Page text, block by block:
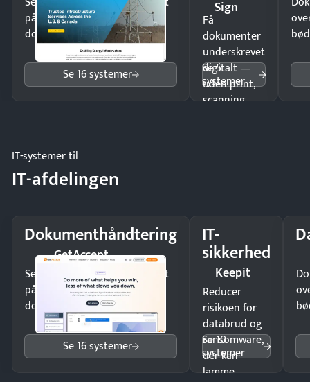
på minutter og mist ingen
dokumenter.
Se 16 systemer
Sign
Få
dokumenter
underskrevet
digitalt —
uden print,
scanning
Se 5
systemer
IT-systemer til
IT-afdelingen
Dokumenthåndtering
GetAccept
Send kontrakter til underskrift
på minutter og mist ingen
dokumenter.
Se 16 systemer
IT-
sikkerhed
Keepit
Reducer
risikoen for
databrud og
ransomware,
der kan
lamme
Se 10
systemer